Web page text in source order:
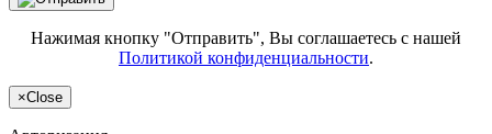
Нажимая кнопку "Отправить", Вы соглашаетесь с нашей
Политикой конфиденциальности.
×Close